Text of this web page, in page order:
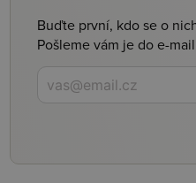
Buďte první, kdo se o
Pošleme vám je do e-